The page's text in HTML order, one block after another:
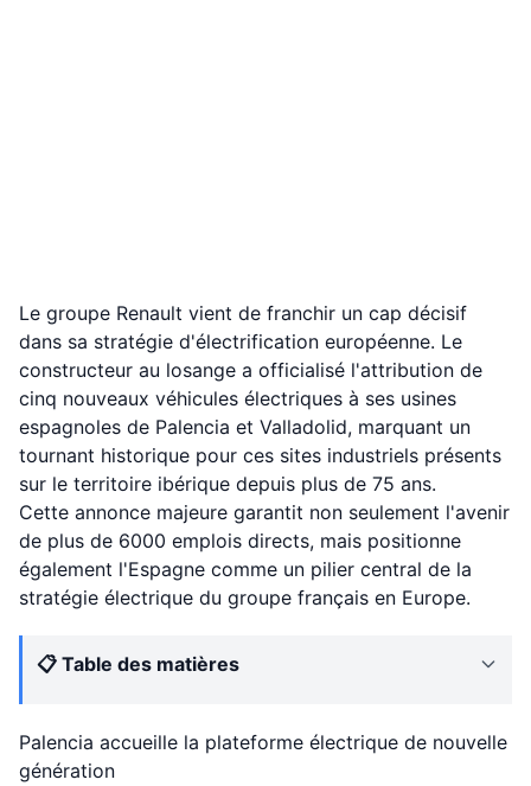
Le groupe Renault vient de franchir un cap décisif
dans sa stratégie d'électrification européenne. Le
constructeur au losange a officialisé l'attribution de
cinq nouveaux véhicules électriques à ses usines
espagnoles de Palencia et Valladolid, marquant un
tournant historique pour ces sites industriels présents
sur le territoire ibérique depuis plus de 75 ans.
Cette annonce majeure garantit non seulement l'avenir
de plus de 6000 emplois directs, mais positionne
également l'Espagne comme un pilier central de la
stratégie électrique du groupe français en Europe.
📋 Table des matières
Palencia accueille la plateforme électrique de nouvelle
génération